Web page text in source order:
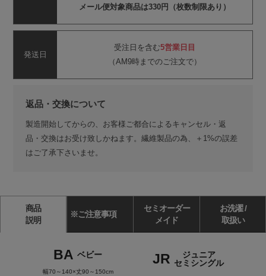
メール便対象商品は330円（枚数制限あり）
発送日
受注日を含む5営業日目
（AM9時までのご注文で）
返品・交換について
製造開始してからの、お客様ご都合によるキャンセル・返
品・交換はお受け致しかねます。繊維製品の為、＋1%の誤差
はご了承下さいませ。
商品
説明
※ご注意事項
セミオーダー
メイド
お洗濯 /
取扱い
BA ベビー
幅70～140×丈90～150cm
JR
ジュニア
セミシングル